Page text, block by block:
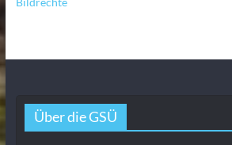
Über die GSÜ